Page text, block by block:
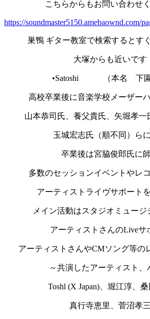
こちらからもお問い合わせ
https://soundmaster5150.amebaownd.com/
巣鴨 ギター教室で検索するとす
大塚からも近いです
•Satoshi （本名 下
高校卒業後に音楽学校メーザー
山本恭司氏、養父貴氏、矢堀孝一
玉城宏志氏（順不同）らに
卒業後は宮脇俊郎氏に師
多数のセッションイベントやレ
アーティストライヴサポート
メイン活動はスタジオミュージ
アーティストさんのLiveサ
アーティストさんやCMソング等の
～共演したアーティスト、
Toshl (X Japan)、堀江淳、桑
真行寺恵里、菅沼孝三